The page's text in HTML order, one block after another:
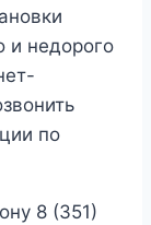
и недорого
по
8 (351)